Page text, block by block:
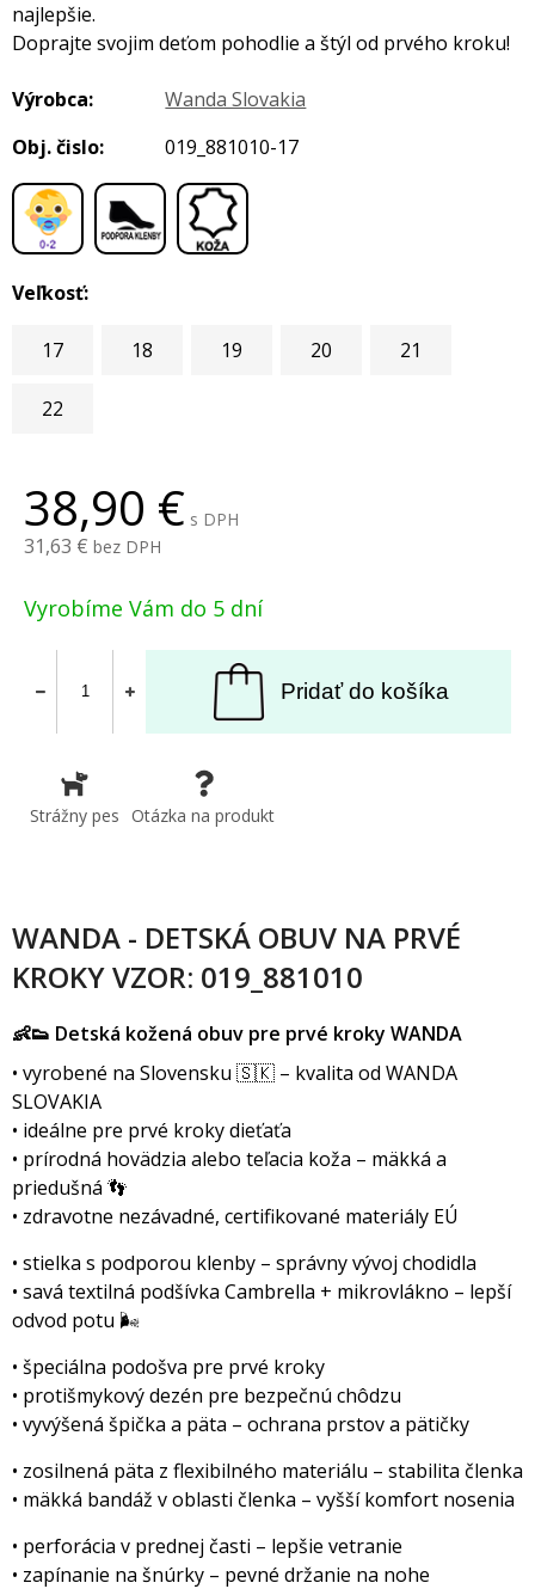
38,90 s DPH
31,63 bez DPH
Vyrobíme Vám do 5 dní
Pridať do košíka
Strážny pes Otázka na produkt
najlepšie.
Doprajte svojim deťom pohodlie a štýl od prvého kroku!
Výrobca:
Wanda Slovakia
Obj. čislo:
019_881010-17
Veľkosť:
17 18 19 20 21
22
WANDA - DETSKÁ OBUV NA PRVÉ
KROKY VZOR: 019_881010
👶👟 Detská kožená obuv pre prvé kroky WANDA
• vyrobené na Slovensku 🇸🇰 – kvalita od WANDA
SLOVAKIA
• ideálne pre prvé kroky dieťaťa
• prírodná hovädzia alebo teľacia koža – mäkká a
priedušná 👣
• zdravotne nezávadné, certifikované materiály EÚ
• stielka s podporou klenby – správny vývoj chodidla
• savá textilná podšívka Cambrella + mikrovlákno – lepší
odvod potu 🌬️
• špeciálna podošva pre prvé kroky
• protišmykový dezén pre bezpečnú chôdzu
• vyvýšená špička a päta – ochrana prstov a pätičky
• zosilnená päta z flexibilného materiálu – stabilita členka
• mäkká bandáž v oblasti členka – vyšší komfort nosenia
• perforácia v prednej časti – lepšie vetranie
• zapínanie na šnúrky – pevné držanie na nohe